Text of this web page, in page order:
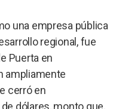
una empresa pública
regional, fue
Puerta en
ampliamente
cerró en
dólares, monto que,